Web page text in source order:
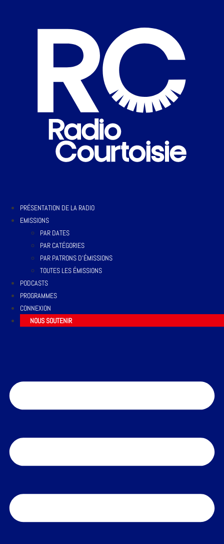
PRÉSENTATION DE LA RADIO
EMISSIONS
PAR DATES
PAR CATÉGORIES
PAR PATRONS D’ÉMISSIONS
TOUTES LES ÉMISSIONS
PODCASTS
PROGRAMMES
CONNEXION
NOUS SOUTENIR